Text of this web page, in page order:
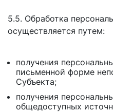
5.5. Обработка
осуществляется путем:
получения
письменной форме
Субъекта;
получения
общедоступных